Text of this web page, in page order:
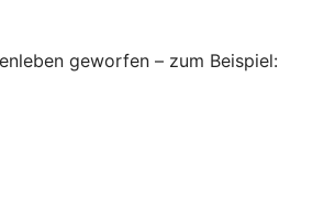
geworfen – zum Beispiel: